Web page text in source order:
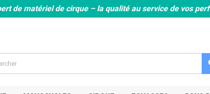
de matériel de cirque – la qualité au service de vos